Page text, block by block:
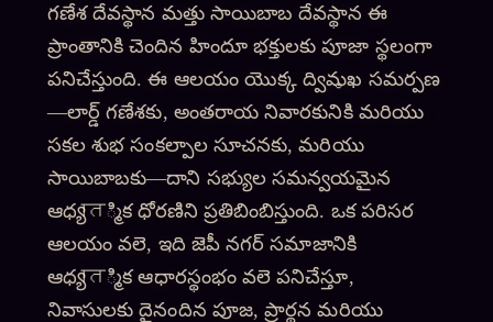
గణేశ దేవస్థాన మత్తు సాయిబాబ దేవస్థాన ఈ
ప్రాంతానికి చెందిన హిందూ భక్తులకు పూజా స్థలంగా
పనిచేస్తుంది. ఈ ఆలయం యొక్క ద్విమુఖ సమర్పణ
—లార్డ్ గణేశకు, అంతరాయ నివారకునికి మరియు
సకల శుభ సంకల్పాల సూచనకు, మరియు
సాయిబాబకు—దాని సభ్యుల సమన్వయమైన
ఆధ్యात్మిక ధోరణిని ప్రతిబింబిస్తుంది. ఒక పరిసర
ఆలయం వలె, ఇది జెపీ నగర్‌ సమాజానికి
ఆధ్యात్మిక ఆధారస్థంభం వలె పనిచేస్తూ,
నివాసులకు దైనందిన పూజ, ప్రార్థన మరియు